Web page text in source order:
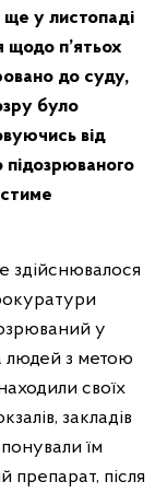
ще у листопаді
щодо п’ятьох
до суду,
було
від
підозрюваного
здійснювалося
у
людей з метою
своїх
закладів
їм
препарат, після